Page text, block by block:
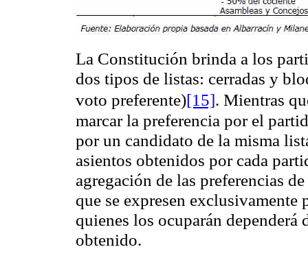
La Constitución brinda a los
dos tipos de listas: cerradas y
voto preferente)[15]. Mientras
marcar la preferencia por el
por un candidato de la misma
asientos obtenidos por cada
agregación de las preferencias
que se expresen
quienes los ocuparán dependerá
obtenido.